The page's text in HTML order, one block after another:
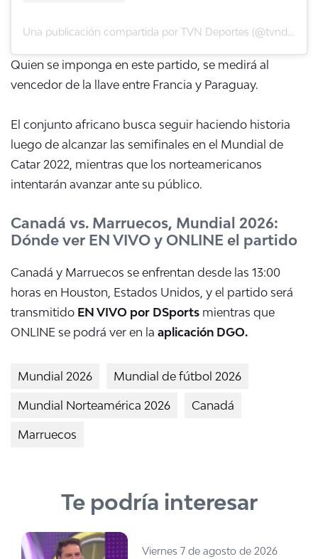
Quien se imponga en este partido, se medirá al
vencedor de la llave entre Francia y Paraguay.
El conjunto africano busca seguir haciendo historia
luego de alcanzar las semifinales en el Mundial de
Catar 2022, mientras que los norteamericanos
intentarán avanzar ante su público.
Canadá vs. Marruecos, Mundial 2026:
Dónde ver EN VIVO y ONLINE el partido
Canadá y Marruecos se enfrentan desde las 13:00
horas en Houston, Estados Unidos, y el partido será
transmitido EN VIVO por DSports mientras que
ONLINE se podrá ver en la aplicación DGO.
Mundial 2026 Mundial de fútbol 2026
Mundial Norteamérica 2026 Canadá
Marruecos
Te podría interesar
Viernes 7 de agosto de 2026